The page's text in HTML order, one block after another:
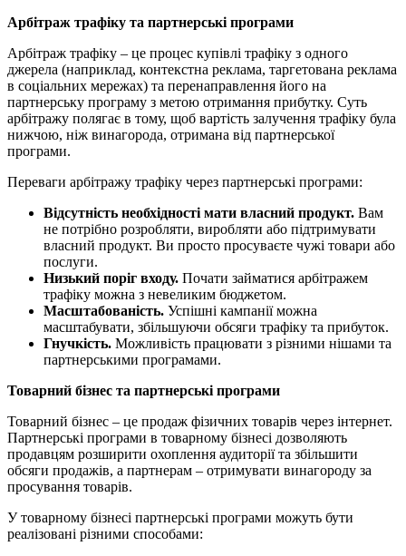
Арбітраж трафіку та партнерські програми
Арбітраж трафіку – це процес купівлі трафіку з одного
джерела (наприклад, контекстна реклама, таргетована реклама
в соціальних мережах) та перенаправлення його на
партнерську програму з метою отримання прибутку. Суть
арбітражу полягає в тому, щоб вартість залучення трафіку була
нижчою, ніж винагорода, отримана від партнерської
програми.
Переваги арбітражу трафіку через партнерські програми:
Відсутність необхідності мати власний продукт. Вам
не потрібно розробляти, виробляти або підтримувати
власний продукт. Ви просто просуваєте чужі товари або
послуги.
Низький поріг входу. Почати займатися арбітражем
трафіку можна з невеликим бюджетом.
Масштабованість. Успішні кампанії можна
масштабувати, збільшуючи обсяги трафіку та прибуток.
Гнучкість. Можливість працювати з різними нішами та
партнерськими програмами.
Товарний бізнес та партнерські програми
Товарний бізнес – це продаж фізичних товарів через інтернет.
Партнерські програми в товарному бізнесі дозволяють
продавцям розширити охоплення аудиторії та збільшити
обсяги продажів, а партнерам – отримувати винагороду за
просування товарів.
У товарному бізнесі партнерські програми можуть бути
реалізовані різними способами: